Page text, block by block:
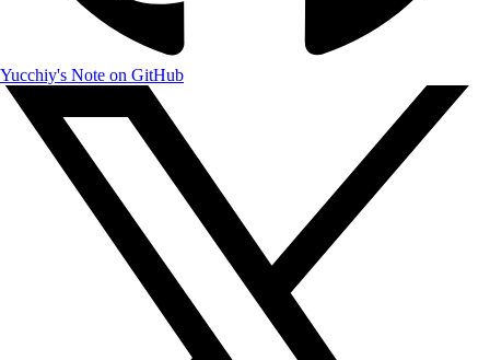
Yucchiy's Note on GitHub